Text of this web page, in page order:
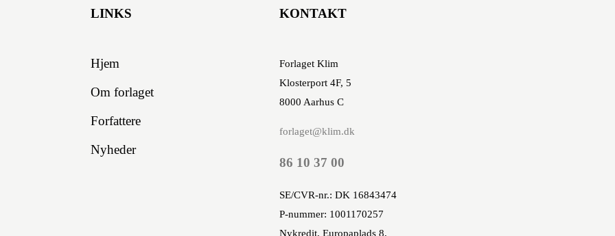
LINKS
Hjem
Om forlaget
Forfattere
Nyheder
KONTAKT
Forlaget Klim
Klosterport 4F, 5
8000 Aarhus C
forlaget@klim.dk
86 10 37 00
SE/CVR-nr.: DK 16843474
P-nummer: 1001170257
Nykredit, Europaplads 8,